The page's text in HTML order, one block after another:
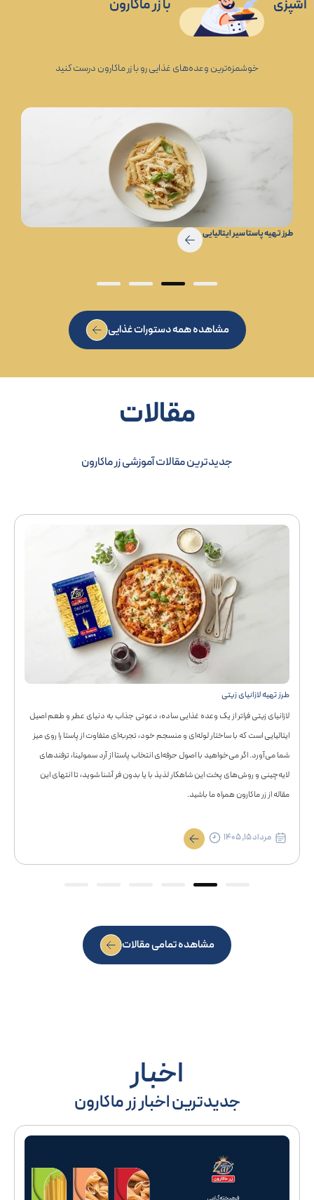
آشپزی با زر ماکارون
خوشمزه‌ترین وعده‌های غذایی رو با زر ماکارون درست کنید
طرز تهیه پاستا سیر ایتالیایی
مشاهده همه دستورات غذایی
مقالات
جدیدترین مقالات آموزشی زر ماکارون
طرز تهیه لازانیای زیتی
لازانیای زیتی فراتر از یک وعده غذایی ساده، دعوتی جذاب به دنیای عطر و طعم اصیل
ایتالیایی است که با ساختار لوله‌ای و منسجم خود، تجربه‌ای متفاوت از پاستا را روی میز
شما می‌آورد. اگر می‌خواهید با اصول حرفه‌ای انتخاب پاستا از آرد سمولینا، ترفندهای
لایه‌چینی و روش‌های پخت این شاهکار لذیذ با یا بدون فر آشنا شوید، تا انتهای این
مقاله از زر ماکارون همراه ما باشید.
مرداد ۱۵, ۱۴۰۵
مشاهده تمامی مقالات
اخبار
جدیدترین اخبار زر ماکارون